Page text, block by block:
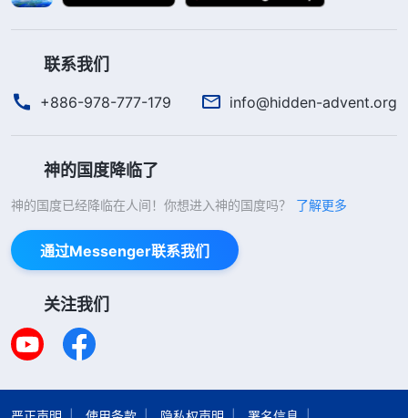
联系我们
+886-978-777-179 info@hidden-advent.org
神的国度降临了
神的国度已经降临在人间！你想进入神的国度吗？ 了解更多
通过Messenger联系我们
关注我们